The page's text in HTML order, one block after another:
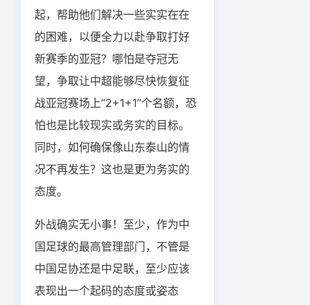
起，帮助他们解决一些实实在在
的困难，以便全力以赴争取打好
新赛季的亚冠？哪怕是夺冠无
望，争取让中超能够尽快恢复征
战亚冠赛场上“2+1+1”个名额，恐
怕也是比较现实或务实的目标。
同时，如何确保像山东泰山的情
况不再发生？这也是更为务实的
态度。
外战确实无小事！至少，作为中
国足球的最高管理部门，不管是
中国足协还是中足联，至少应该
表现出一个起码的态度或姿态